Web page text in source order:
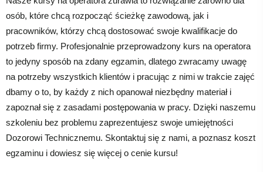
osób, które chcą rozpocząć ścieżkę zawodową, jak i
pracowników, którzy chcą dostosować swoje kwalifikacje do
potrzeb firmy. Profesjonalnie przeprowadzony kurs na operatora
to jedyny sposób na zdany egzamin, dlatego zwracamy uwagę
na potrzeby wszystkich klientów i pracując z nimi w trakcie zajęć
dbamy o to, by każdy z nich opanował niezbędny materiał i
zapoznał się z zasadami postępowania w pracy. Dzięki naszemu
szkoleniu bez problemu zaprezentujesz swoje umiejętności
Dozorowi Technicznemu. Skontaktuj się z nami, a poznasz koszt
egzaminu i dowiesz się więcej o cenie kursu!